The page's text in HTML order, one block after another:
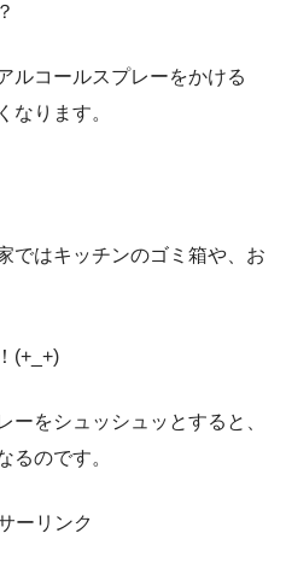
ルコールスプレーをかける
なります。
ではキッチンのゴミ箱や、お
(+_+)
ーをシュッシュッとすると、
るのです。
ーリンク